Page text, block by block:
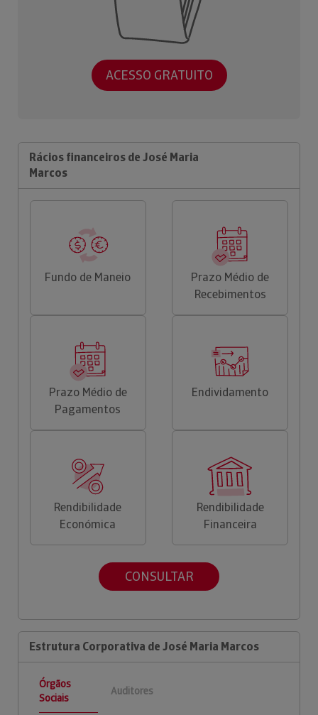
ACESSO GRATUITO
Rácios financeiros de José Maria
Marcos
Fundo de Maneio
Prazo Médio de
Recebimentos
Prazo Médio de
Pagamentos
Endividamento
Rendibilidade
Económica
Rendibilidade
Financeira
CONSULTAR
Estrutura Corporativa de José Maria Marcos
Órgãos
Sociais
Auditores